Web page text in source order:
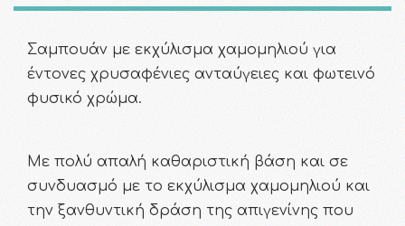
Σαμπουάν με εκχύλισμα χαμομηλιού για
έντονες χρυσαφένιες ανταύγειες και φωτεινό
φυσικό χρώμα.
Με πολύ απαλή καθαριστική βάση και σε
συνδυασμό με το εκχύλισμα χαμομηλιού και
την ξανθυντική δράση της απιγενίνης που